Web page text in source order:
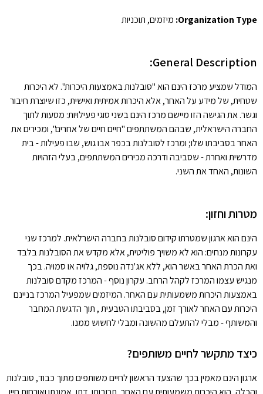
Organization Type: מיזמים, תוכניות
General Description:
המודל שמציע מרכז הינם הוא "סובלנות באמצעות היכרות". לא היכרות
שטחית, של מידע על האחר, אלא היכרות אמיתית ואישית, כזו שיוצרת חיבור
וגשר. את הגישה הזו מיישם מרכז הינם בשני סוגי פעילויות: מסעות לתוך
החברה הישראלית, שבהם המשתתפים "חיים חיים של אחרים", ומכירים את
האחר בסביבתו שלו; ומרכז לסובלנות בכפר אבו גוש, שבו פעילות - בית
מדרשית ואחרת - שסביבה ודרכה מכירים המשתתפים, בעלי הזהויות
השונות, האחד את השני.
מטרות וחזון:
הינם הוא ארגון שמטרתו קידום סובלנות בחברה הישרלאית. למרכז שני
עקרונות מנחים: הוא לא משויך פוליטית, אלא מקדש את הסובלנות בלבד
ואת הכרת האחר באשר הוא, ללא אג'נדה נוספת, גלויה או סמויה. בכך
מנגיש עצמו המרכז לקהל הרחב. עקרון נוסף - המרכז מקדם סובלנות
באמצעות היכרות משמעותית עם האחר. המיזמים שמפעיל המרכז בניינם
היכרות עם האחר לאורך זמן, בסביבתו הטבעית , תוך הדגשת המחבר
והמשותף - מבלי להתעלם מהשונה ומבלי לחשוש ממנו.
כיצד מתקשר לחיים משותפים?
ארגון הינם מאמין בכך שהצעד הראשון לחיים משותפים מתוך כבוד, סובלנות